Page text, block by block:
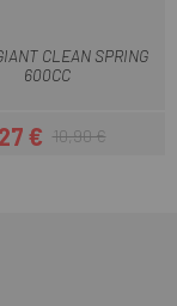
CLEAN SPRING
600CC
Precio
€Precio regular
10,90 €